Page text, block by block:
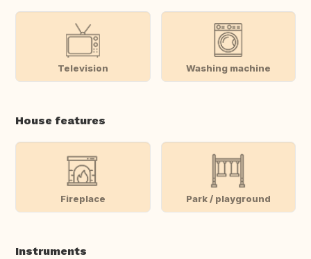
Television Washing machine
House features
Fireplace Park / playground
Instruments